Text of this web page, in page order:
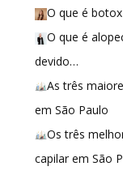
O que é
O que é
devido…
As três
em São Paulo
Os três
capilar em São